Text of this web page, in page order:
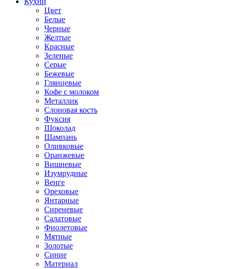
Цвет
Белые
Черные
Желтые
Красные
Зеленые
Серые
Бежевые
Глянцевые
Кофе с молоком
Металлик
Слоновая кость
Фуксия
Шоколад
Шампань
Оливковые
Оранжевые
Вишневые
Изумрудные
Венге
Ореховые
Янтарные
Сиреневые
Салатовые
Фиолетовые
Мятные
Золотые
Синие
Материал